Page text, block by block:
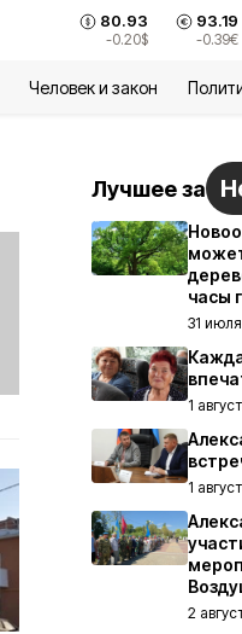
80.93
-0.20$
93.19
-0.39€
Человек и закон
Лучшее за
часы
31
1
1
2